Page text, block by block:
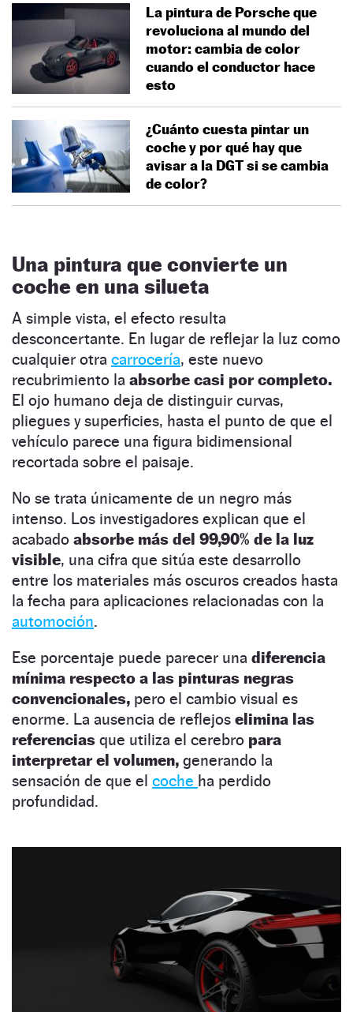
La pintura de Porsche que
revoluciona al mundo del
motor: cambia de color
cuando el conductor hace
esto
¿Cuánto cuesta pintar un
coche y por qué hay que
avisar a la DGT si se cambia
de color?
Una pintura que convierte un
coche en una silueta
A simple vista, el efecto resulta
desconcertante. En lugar de reflejar la luz como
cualquier otra carrocería, este nuevo
recubrimiento la absorbe casi por completo.
El ojo humano deja de distinguir curvas,
pliegues y superficies, hasta el punto de que el
vehículo parece una figura bidimensional
recortada sobre el paisaje.
No se trata únicamente de un negro más
intenso. Los investigadores explican que el
acabado absorbe más del 99,90% de la luz
visible, una cifra que sitúa este desarrollo
entre los materiales más oscuros creados hasta
la fecha para aplicaciones relacionadas con la
automoción.
Ese porcentaje puede parecer una diferencia
mínima respecto a las pinturas negras
convencionales, pero el cambio visual es
enorme. La ausencia de reflejos elimina las
referencias que utiliza el cerebro para
interpretar el volumen, generando la
sensación de que el coche ha perdido
profundidad.